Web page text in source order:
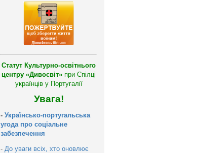
Статут Культурно-освітнього
центру «Дивосвіт» при Спілці
українців у Португалії
Увага!
- Українсько-португальська
угода про соціальне
забезпечення
- До уваги всіх, хто оновлює